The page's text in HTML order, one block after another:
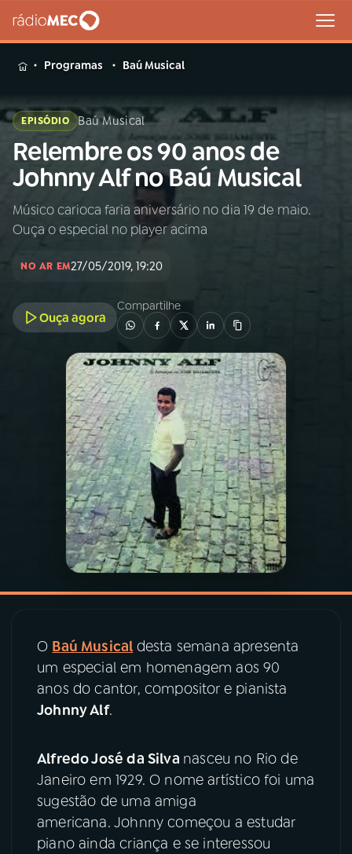
MENU
Buscar
na
Rádio
MEC
Buscar
Início
PROGRAMAÇÃO
PROGRAMAS
PODCASTS
VIDEOCASTS
07ÚLTIMAS
08PRÊMIO RÁDIO MEC
ACOMPANHE A RÁDIO MEC
Instagram X
TikTok
Programas Baú Musical
EPISÓDIO Baú Musical
Relembre os 90 anos de
Johnny Alf no Baú Musical
Músico carioca faria aniversário no dia 19 de maio.
Ouça o especial no player acima
NO AR EM27/05/2019, 19:20
Ouça agora
Compartilhe
O Baú Musical desta semana apresenta
um especial em homenagem aos 90
anos do cantor, compositor e pianista
Johnny Alf.
Alfredo José da Silva nasceu no Rio de
Janeiro em 1929. O nome artístico foi uma
sugestão de uma amiga
americana. Johnny começou a estudar
piano ainda criança e se interessou